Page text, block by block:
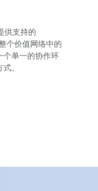
供支持的
个价值网络中的
个单一的协作环
。